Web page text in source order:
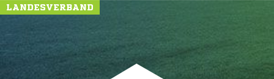
LANDESVERBAND